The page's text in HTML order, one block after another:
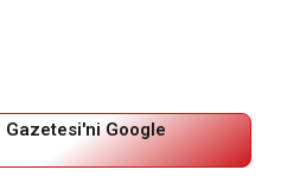
Gazetesi'ni Google